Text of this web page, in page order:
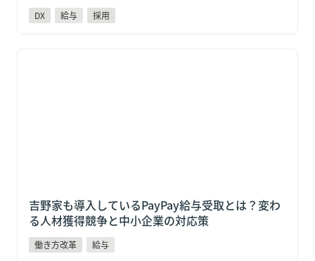
DX 給与 採用
吉野家も導入しているPayPay給与受取とは？変わる人
吉野家も導入しているPayPay給与受取とは？変わ
る人材獲得競争と中小企業の対応策
働き方改革 給与